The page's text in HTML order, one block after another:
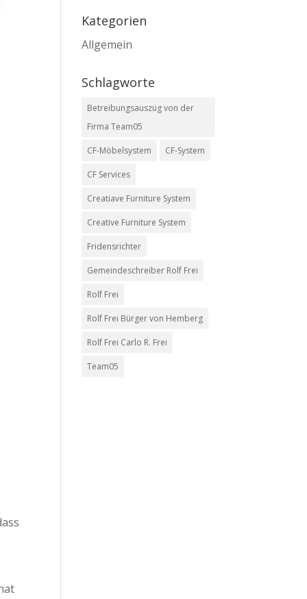
Kategorien
Allgemein
Schlagworte
Betreibungsauszug von der
Firma Team05
CF-Möbelsystem CF-System
CF Services
Creatiave Furniture System
Creative Furniture System
Fridensrichter
Gemeindeschreiber Rolf Frei
Rolf Frei
Rolf Frei Bürger von Hemberg
Rolf Frei Carlo R. Frei
Team05